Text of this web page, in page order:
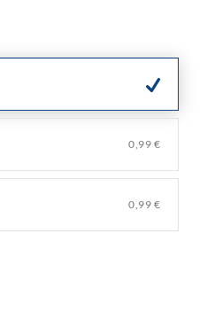
0,99 €
0,99 €